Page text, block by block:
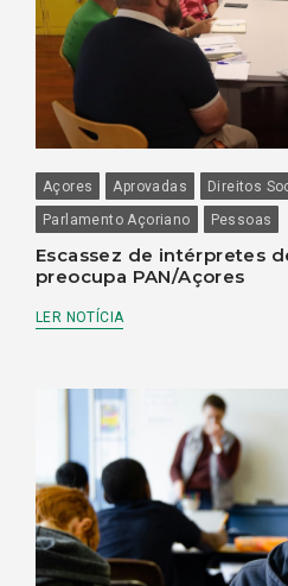
Açores Aprovadas Direitos
Parlamento Açoriano
Pessoas
Escassez de intérpretes
preocupa PAN/Açores
LER NOTÍCIA